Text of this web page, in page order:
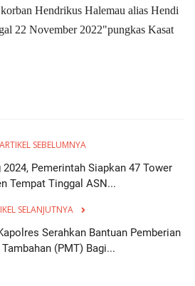
Hendrikus Halemau alias Hendi
22 November 2022"pungkas Kasat
ARTIKEL SEBELUMNYA
Pemerintah Siapkan 47 Tower
Tempat Tinggal ASN...
SELANJUTNYA
Serahkan Bantuan Pemberian
(PMT) Bagi...